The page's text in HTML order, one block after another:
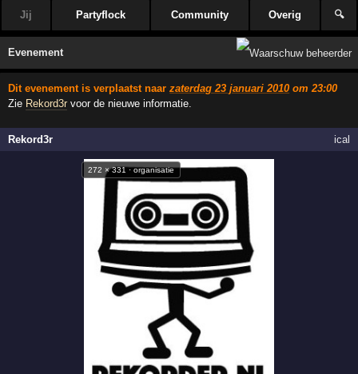
Jij Partyflock Community Overig 🔍
Evenement
Dit evenement is verplaatst naarzaterdag 23 januari 2010 om 23:00
Zie Rekord3r voor de nieuwe informatie.
Rekord3r ical
272 × 331 · organisatie